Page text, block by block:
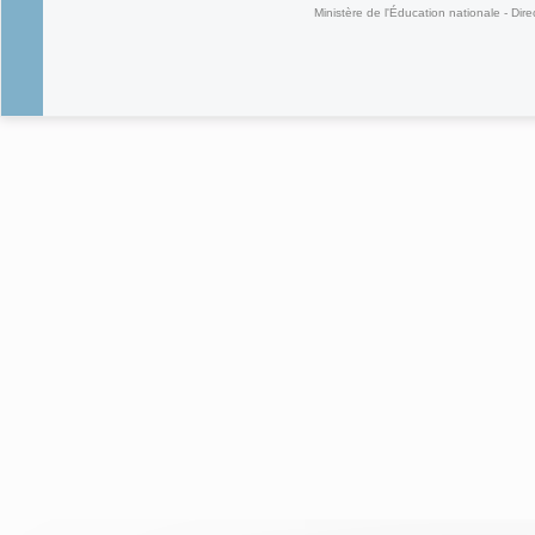
Ministère de l'Éducation nationale -